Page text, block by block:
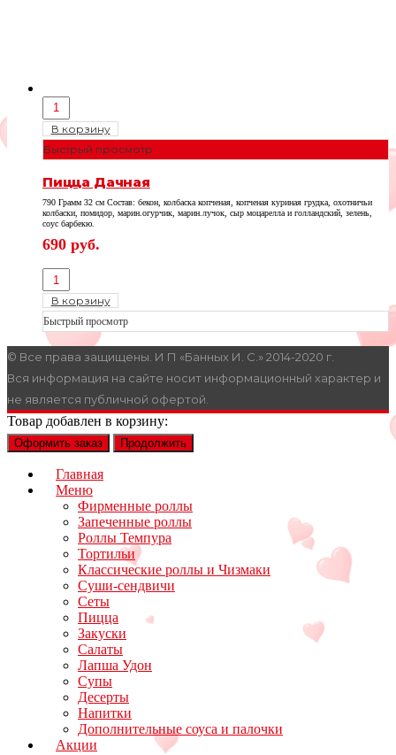
В корзину
Быстрый просмотр
Пицца Дачная
790 Грамм 32 см Состав: бекон, колбаска копченая, копченая куриная грудка, охотничьи
колбаски, помидор, марин.огурчик, марин.лучок, сыр моцарелла и голландский, зелень,
соус барбекю.
690 руб.
В корзину
Быстрый просмотр
© Все права защищены. И П «Банных И. С.» 2014-2020 г.
Вся информация на сайте носит информационный характер и
не является публичной офертой.
Товар добавлен в корзину:
Оформить заказ Продолжить
Главная
Меню
Фирменные роллы
Запеченные роллы
Роллы Темпура
Тортильи
Классические роллы и Чизмаки
Суши-сендвичи
Сеты
Пицца
Закуски
Салаты
Лапша Удон
Супы
Десерты
Напитки
Дополнительные соуса и палочки
Акции